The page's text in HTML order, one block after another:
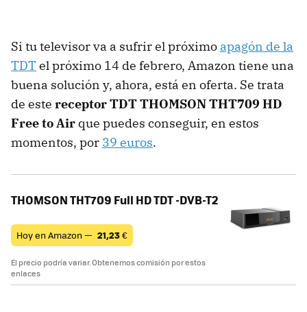
Si tu televisor va a sufrir el próximo apagón de la
TDT el próximo 14 de febrero, Amazon tiene una
buena solución y, ahora, está en oferta. Se trata
de este receptor TDT THOMSON THT709 HD
Free to Air que puedes conseguir, en estos
momentos, por 39 euros.
THOMSON THT709 Full HD TDT -DVB-T2
Hoy en Amazon — 21,23€
El precio podría variar. Obtenemos comisión por estos
enlaces